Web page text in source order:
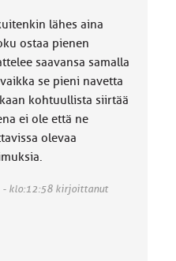
lähes aina
ostaa pienen
saavansa samalla
se pieni navetta
kohtuullista siirtää
ei ole että ne
olevaa
- klo:12:58 kirjoittanut